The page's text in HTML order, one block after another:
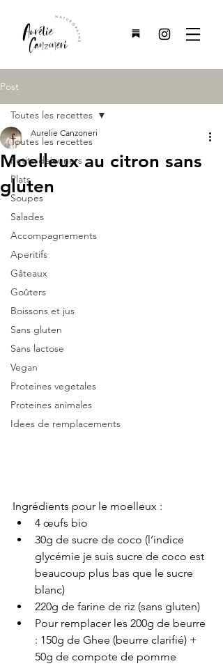
Post
Toutes les recettes
Petits-dejeuners
Plats
Soupes
Salades
Accompagnements
Aperitifs
Gâteaux
Goûters
Boissons et jus
Sans gluten
Sans lactose
Vegan
Proteines vegetales
Proteines animales
Idees de remplacements
Toutes les recettes
Moelleux au citron sans
gluten
Aurelie Canzoneri
Ingrédients pour le moelleux :
4 œufs bio
30g de sucre de coco (l’indice
glycémie je suis sucre de coco est
beaucoup plus bas que le sucre
blanc)
220g de farine de riz (sans gluten)
Pour remplacer les 200g de beurre
: 150g de Ghee (beurre clarifié) +
50g de compote de pomme